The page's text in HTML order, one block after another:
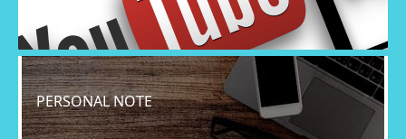
PERSONAL NOTE